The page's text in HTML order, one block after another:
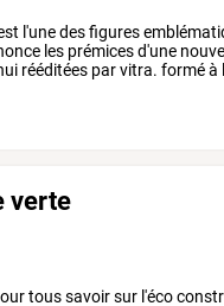
l'unedesfigures
les prémicesd'une
rééditées parvitra. forméà
verte
toussavoirsur l'éco